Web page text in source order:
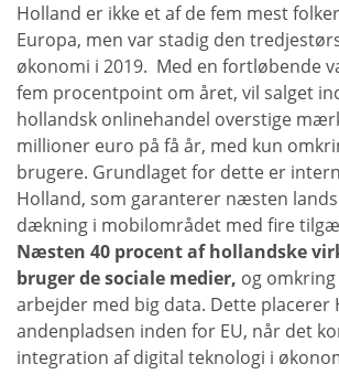
Holland er ikke et af de fem mest
Europa, men var stadig den
økonomi i 2019. Med en fortløbende
fem procentpoint om året, vil salget
hollandsk onlinehandel overstige
millioner euro på få år, med kun
brugere. Grundlaget for dette er
Holland, som garanterer næsten
dækning i mobilområdet med fire
Næsten 40 procent af hollandske
bruger de sociale medier, og
arbejder med big data. Dette placerer
andenpladsen inden for EU, når det
integration af digital teknologi i